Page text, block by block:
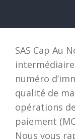
SAS Cap Au
numéro
qualité de
opérations
paiement
Nous vous